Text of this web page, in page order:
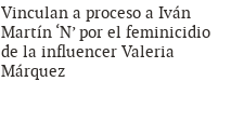
Vinculan a proceso a Iván
Martín ‘N’ por el feminicidio
de la influencer Valeria
Márquez